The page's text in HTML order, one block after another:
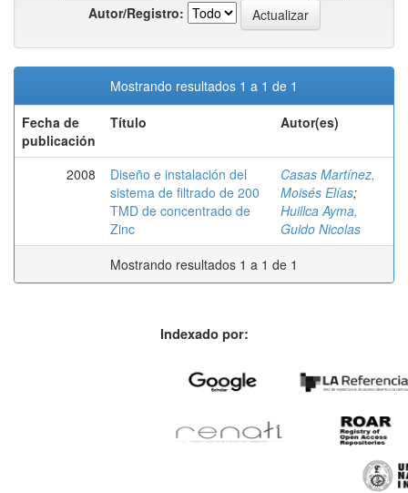
Autor/Registro:
Mostrando resultados 1 a 1 de 1
Fecha de
publicación
Título Autor(es)
2008
Diseño e instalación del
sistema de filtrado de 200
TMD de concentrado de
Zinc
Casas Martínez,
Moisés Elías;
Huillca Ayma,
Guido Nicolas
Mostrando resultados 1 a 1 de 1
Indexado por: